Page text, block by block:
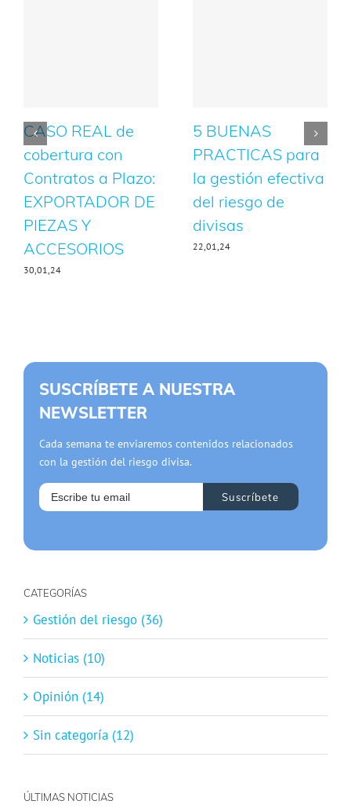
CASO REAL de
cobertura con
Contratos a Plazo:
EXPORTADOR DE
PIEZAS Y
ACCESORIOS
30,01,24
5 BUENAS
PRACTICAS para
la gestión efectiva
del riesgo de
divisas
22,01,24
SUSCRÍBETE A NUESTRA
NEWSLETTER
Cada semana te enviaremos contenidos relacionados
con la gestión del riesgo divisa.
CATEGORÍAS
Gestión del riesgo (36)
Noticias (10)
Opinión (14)
Sin categoría (12)
ÚLTIMAS NOTICIAS